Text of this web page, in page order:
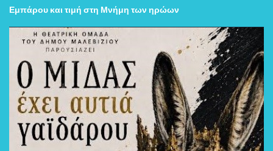
Εμπάρου και τιμή στη Μνήμη των ηρώων